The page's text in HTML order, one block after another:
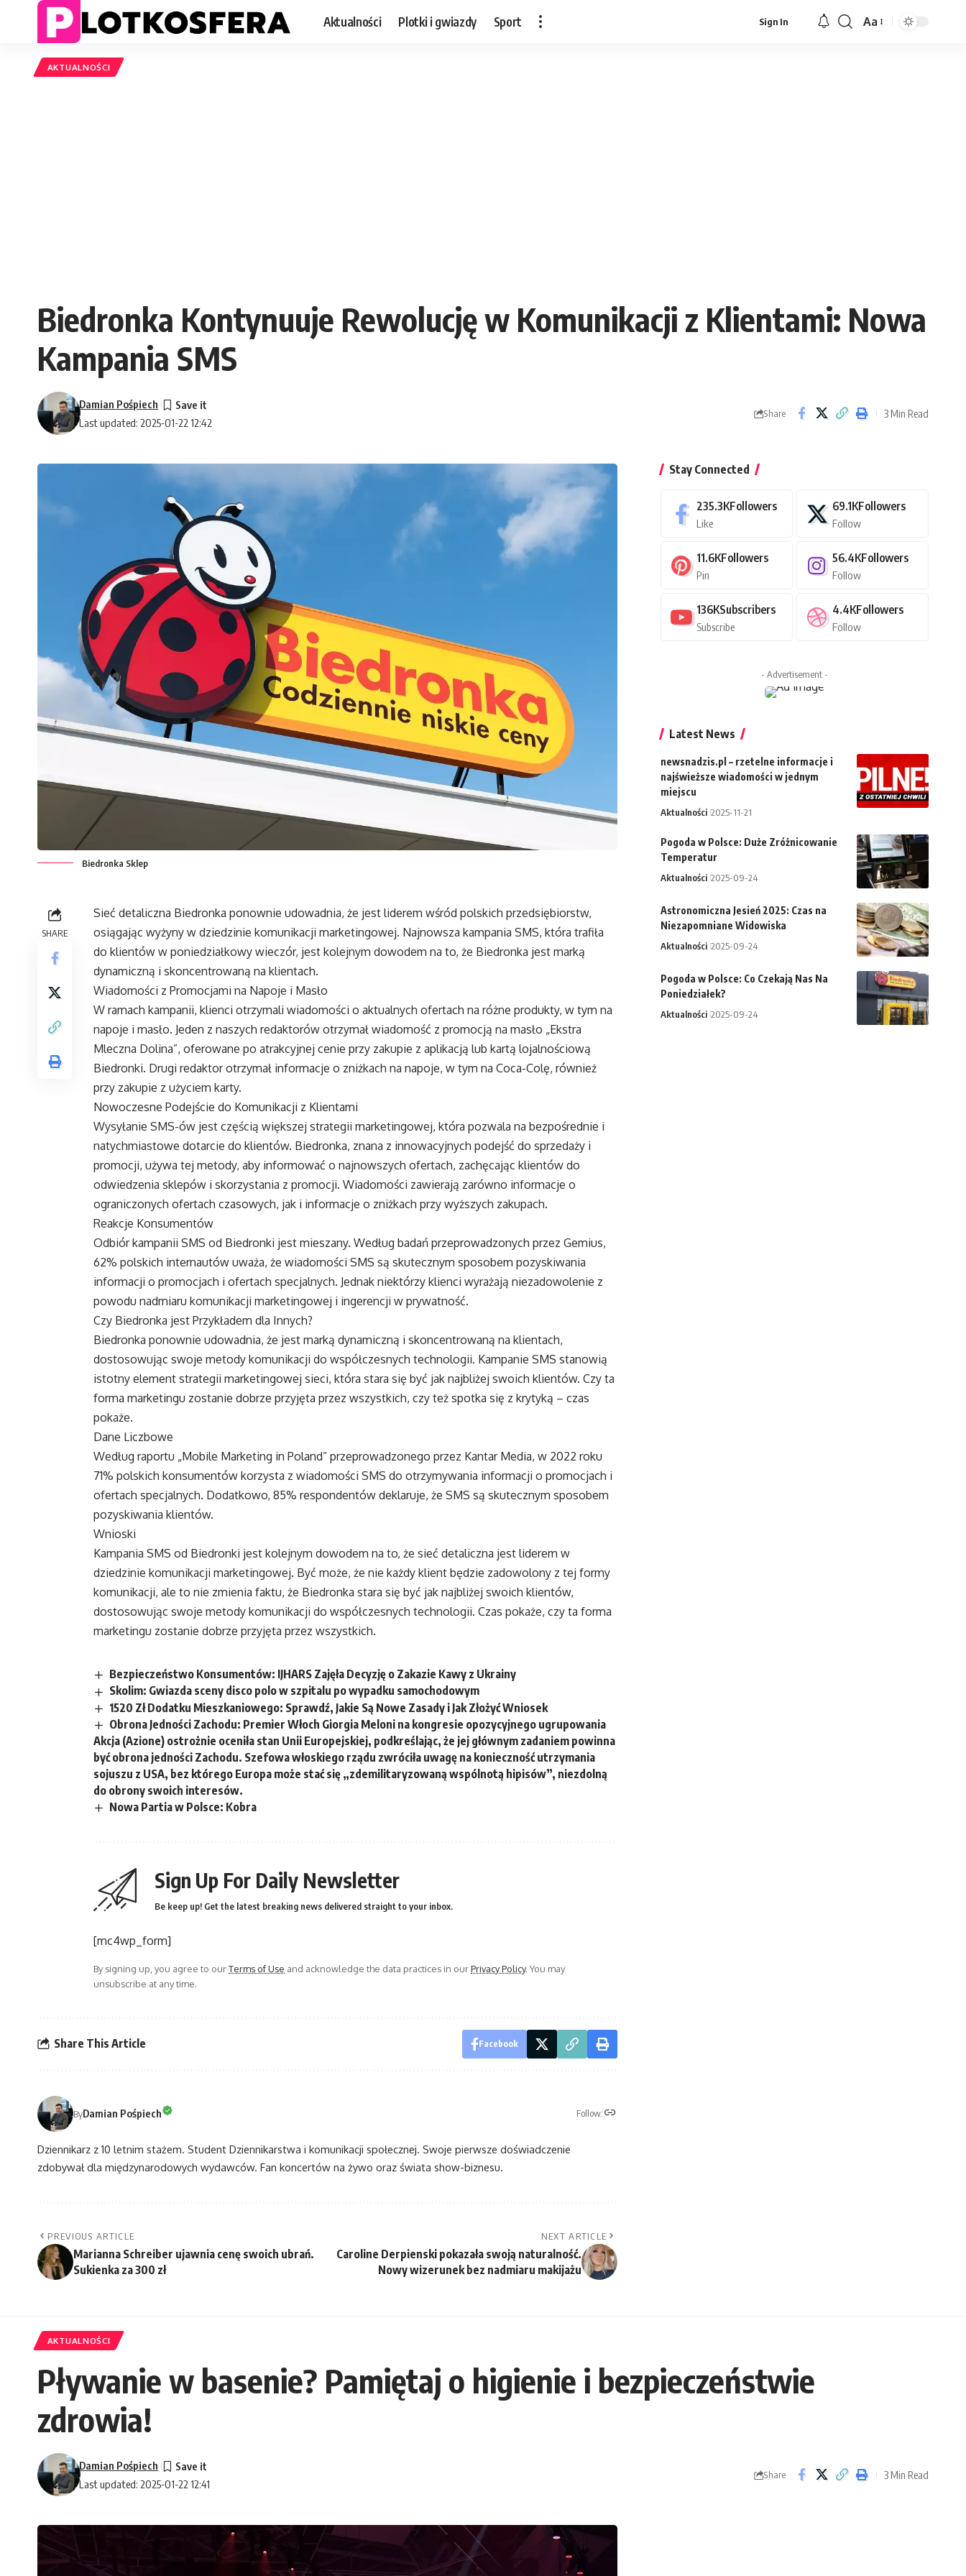
Aktualności Plotki i gwiazdy Sport Sign In
Font
Aa
AKTUALNOŚCI
Biedronka Kontynuuje Rewolucję w Komunikacji z Klientami: Nowa
Kampania SMS
Last updated: 2025-01-22 12:42
Damian Pośpiech
Share 3 Min Read
Biedronka Sklep
SHARE
Sieć detaliczna Biedronka ponownie udowadnia, że jest liderem wśród polskich przedsiębiorstw,
osiągając wyżyny w dziedzinie komunikacji marketingowej. Najnowsza kampania SMS, która trafiła
do klientów w poniedziałkowy wieczór, jest kolejnym dowodem na to, że Biedronka jest marką
dynamiczną i skoncentrowaną na klientach.
Wiadomości z Promocjami na Napoje i Masło
W ramach kampanii, klienci otrzymali wiadomości o aktualnych ofertach na różne produkty, w tym na
napoje i masło. Jeden z naszych redaktorów otrzymał wiadomość z promocją na masło „Ekstra
Mleczna Dolina”, oferowane po atrakcyjnej cenie przy zakupie z aplikacją lub kartą lojalnościową
Biedronki. Drugi redaktor otrzymał informacje o zniżkach na napoje, w tym na Coca-Colę, również
przy zakupie z użyciem karty.
Nowoczesne Podejście do Komunikacji z Klientami
Wysyłanie SMS-ów jest częścią większej strategii marketingowej, która pozwala na bezpośrednie i
natychmiastowe dotarcie do klientów. Biedronka, znana z innowacyjnych podejść do sprzedaży i
promocji, używa tej metody, aby informować o najnowszych ofertach, zachęcając klientów do
odwiedzenia sklepów i skorzystania z promocji. Wiadomości zawierają zarówno informacje o
ograniczonych ofertach czasowych, jak i informacje o zniżkach przy wyższych zakupach.
Reakcje Konsumentów
Odbiór kampanii SMS od Biedronki jest mieszany. Według badań przeprowadzonych przez Gemius,
62% polskich internautów uważa, że wiadomości SMS są skutecznym sposobem pozyskiwania
informacji o promocjach i ofertach specjalnych. Jednak niektórzy klienci wyrażają niezadowolenie z
powodu nadmiaru komunikacji marketingowej i ingerencji w prywatność.
Czy Biedronka jest Przykładem dla Innych?
Biedronka ponownie udowadnia, że jest marką dynamiczną i skoncentrowaną na klientach,
dostosowując swoje metody komunikacji do współczesnych technologii. Kampanie SMS stanowią
istotny element strategii marketingowej sieci, która stara się być jak najbliżej swoich klientów. Czy ta
forma marketingu zostanie dobrze przyjęta przez wszystkich, czy też spotka się z krytyką – czas
pokaże.
Dane Liczbowe
Według raportu „Mobile Marketing in Poland” przeprowadzonego przez Kantar Media, w 2022 roku
71% polskich konsumentów korzysta z wiadomości SMS do otrzymywania informacji o promocjach i
ofertach specjalnych. Dodatkowo, 85% respondentów deklaruje, że SMS są skutecznym sposobem
pozyskiwania klientów.
Wnioski
Kampania SMS od Biedronki jest kolejnym dowodem na to, że sieć detaliczna jest liderem w
dziedzinie komunikacji marketingowej. Być może, że nie każdy klient będzie zadowolony z tej formy
komunikacji, ale to nie zmienia faktu, że Biedronka stara się być jak najbliżej swoich klientów,
dostosowując swoje metody komunikacji do współczesnych technologii. Czas pokaże, czy ta forma
marketingu zostanie dobrze przyjęta przez wszystkich.
Bezpieczeństwo Konsumentów: IJHARS Zajęła Decyzję o Zakazie Kawy z Ukrainy
Skolim: Gwiazda sceny disco polo w szpitalu po wypadku samochodowym
1520 Zł Dodatku Mieszkaniowego: Sprawdź, Jakie Są Nowe Zasady i Jak Złożyć Wniosek
Obrona Jedności Zachodu: Premier Włoch Giorgia Meloni na kongresie opozycyjnego ugrupowania
Akcja (Azione) ostrożnie oceniła stan Unii Europejskiej, podkreślając, że jej głównym zadaniem powinna
być obrona jedności Zachodu. Szefowa włoskiego rządu zwróciła uwagę na konieczność utrzymania
sojuszu z USA, bez którego Europa może stać się „zdemilitaryzowaną wspólnotą hipisów”, niezdolną
do obrony swoich interesów.
Nowa Partia w Polsce: Kobra
Sign Up For Daily Newsletter
Be keep up! Get the latest breaking news delivered straight to your inbox.
[mc4wp_form]
By signing up, you agree to ourTerms of Use and acknowledge the data practices in ourPrivacy Policy. You may
unsubscribe at any time.
Share This Article Facebook
ByDamian Pośpiech Follow:
Dziennikarz z 10 letnim stażem. Student Dziennikarstwa i komunikacji społecznej. Swoje pierwsze doświadczenie
zdobywał dla międzynarodowych wydawców. Fan koncertów na żywo oraz świata show-biznesu.
PREVIOUS ARTICLE
Marianna Schreiber ujawnia cenę swoich ubrań.
Sukienka za 300 zł
NEXT ARTICLE
Caroline Derpienski pokazała swoją naturalność.
Nowy wizerunek bez nadmiaru makijażu
Stay Connected
235.3KFollowers
Like
69.1KFollowers
Follow
11.6KFollowers
Pin
56.4KFollowers
Follow
136KSubscribers
Subscribe
4.4KFollowers
Follow
- Advertisement -
Latest News
newsnadzis.pl – rzetelne informacje i
najświeższe wiadomości w jednym
miejscu
Aktualności 2025-11-21
Pogoda w Polsce: Duże Zróżnicowanie
Temperatur
Aktualności 2025-09-24
Astronomiczna Jesień 2025: Czas na
Niezapomniane Widowiska
Aktualności 2025-09-24
Pogoda w Polsce: Co Czekają Nas Na
Poniedziałek?
Aktualności 2025-09-24
AKTUALNOŚCI
Pływanie w basenie? Pamiętaj o higienie i bezpieczeństwie
zdrowia!
Last updated: 2025-01-22 12:41
Damian Pośpiech
Share 3 Min Read